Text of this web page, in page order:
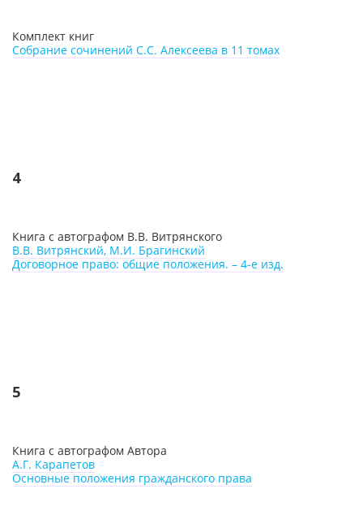
Комплект книг
Собрание сочинений С.С. Алексеева в 11 томах
4
Книга с автографом В.В. Витрянского
В.В. Витрянский, М.И. Брагинский
Договорное право: общие положения. – 4-е изд.
5
Книга с автографом Автора
А.Г. Карапетов
Основные положения гражданского права